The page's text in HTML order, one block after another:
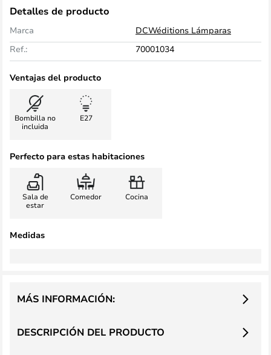
Detalles de producto
Marca
DCWéditions Lámparas
Ref.:
70001034
Ventajas del producto
Bombilla no
incluida
E27
Perfecto para estas habitaciones
Sala de
estar
Comedor Cocina
Medidas
DESCRIPCIÓN DEL PRODUCTO
MÁS INFORMACIÓN: